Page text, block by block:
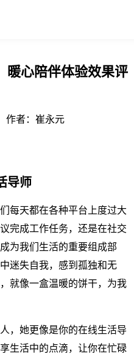
暖心陪伴体验效果评
作者： 崔永元
导师
每天都在各种平台上度过大
完成工作任务，还是在社交
为我们生活的重要组成部
迷失自我，感到孤独和无
就像一盒温暖的饼干，为我
，她更像是你的在线生活导
生活中的点滴，让你在忙碌